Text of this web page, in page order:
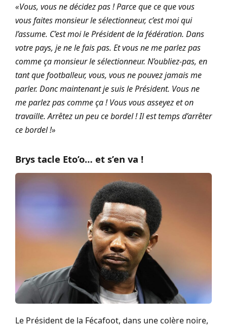
«Vous, vous ne décidez pas ! Parce que ce que vous
vous faites monsieur le sélectionneur, c’est moi qui
l’assume. C’est moi le Président de la fédération. Dans
votre pays, je ne le fais pas. Et vous ne me parlez pas
comme ça monsieur le sélectionneur. N’oubliez-pas, en
tant que footballeur, vous, vous ne pouvez jamais me
parler. Donc maintenant je suis le Président. Vous ne
me parlez pas comme ça ! Vous vous asseyez et on
travaille. Arrêtez un peu ce bordel ! Il est temps d’arrêter
ce bordel !»
Brys tacle Eto’o… et s’en va !
Le Président de la Fécafoot, dans une colère noire,